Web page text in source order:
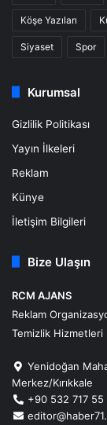
Köşe Yazıları
Siyaset Spor
Kurumsal
Gizlilik Politikası
Yayın İlkeleri
Reklam
Künye
İletişim Bilgileri
Bize Ulaşın
RCM AJANS
Reklam
Temizlik Hizmetleri
Yenidoğan
Merkez/Kırıkkale
+90 532 717